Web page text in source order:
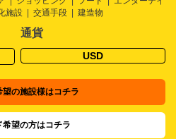
施設 交通手段 建造物
通貨
USD
望の施設様はコチラ
希望の方はコチラ